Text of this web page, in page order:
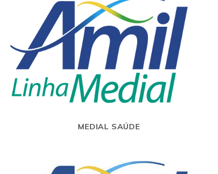
MEDIAL SAÚDE